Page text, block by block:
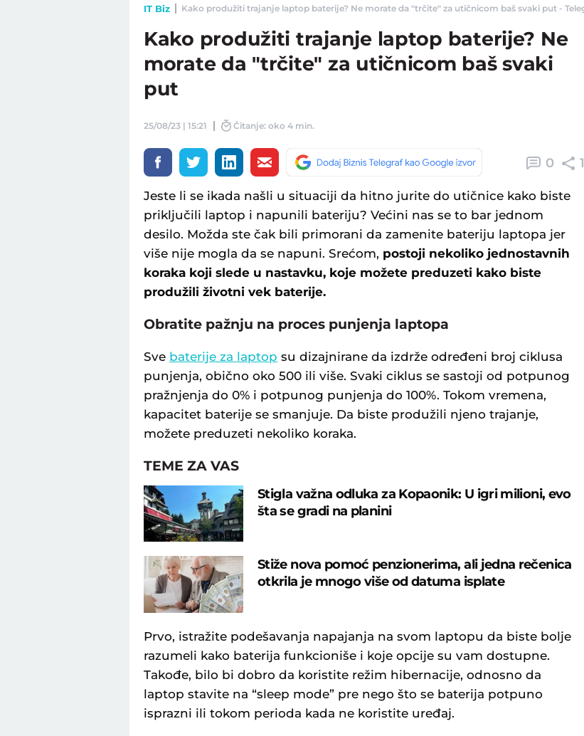
IT Biz Kako produžiti trajanje laptop baterije? Ne morate da "trčite" za utičnicom baš svaki put -
Kako produžiti trajanje laptop baterije? Ne
morate da "trčite" za utičnicom baš svaki
put
25/08/23 | 15:21 Čitanje: oko 4 min.
0 1
Jeste li se ikada našli u situaciji da hitno jurite do utičnice kako biste
priključili laptop i napunili bateriju? Većini nas se to bar jednom
desilo. Možda ste čak bili primorani da zamenite bateriju laptopa jer
više nije mogla da se napuni. Srećom, postoji nekoliko jednostavnih
koraka koji slede u nastavku, koje možete preduzeti kako biste
produžili životni vek baterije.
Obratite pažnju na proces punjenja laptopa
Sve baterije za laptop su dizajnirane da izdrže određeni broj ciklusa
punjenja, obično oko 500 ili više. Svaki ciklus se sastoji od potpunog
pražnjenja do 0% i potpunog punjenja do 100%. Tokom vremena,
kapacitet baterije se smanjuje. Da biste produžili njeno trajanje,
možete preduzeti nekoliko koraka.
TEME ZA VAS
Stigla važna odluka za Kopaonik: U igri milioni, evo
šta se gradi na planini
Stiže nova pomoć penzionerima, ali jedna rečenica
otkrila je mnogo više od datuma isplate
Prvo, istražite podešavanja napajanja na svom laptopu da biste bolje
razumeli kako baterija funkcioniše i koje opcije su vam dostupne.
Takođe, bilo bi dobro da koristite režim hibernacije, odnosno da
laptop stavite na “sleep mode” pre nego što se baterija potpuno
isprazni ili tokom perioda kada ne koristite uređaj.